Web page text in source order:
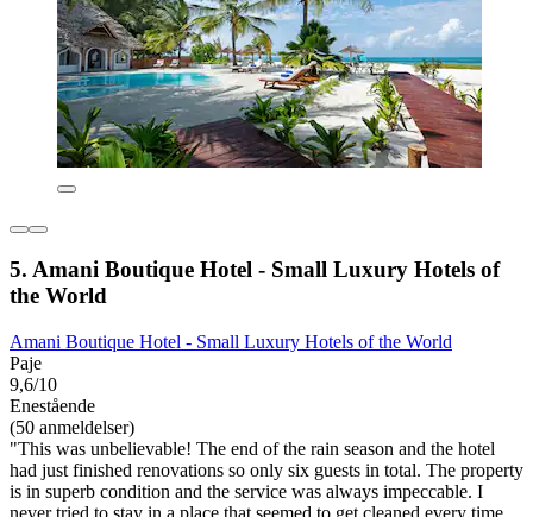
5. Amani Boutique Hotel - Small Luxury Hotels of
the World
Amani Boutique Hotel - Small Luxury Hotels of the World
Paje
9,6/10
Enestående
(50 anmeldelser)
"This was unbelievable! The end of the rain season and the hotel
had just finished renovations so only six guests in total. The property
is in superb condition and the service was always impeccable. I
never tried to stay in a place that seemed to get cleaned every time